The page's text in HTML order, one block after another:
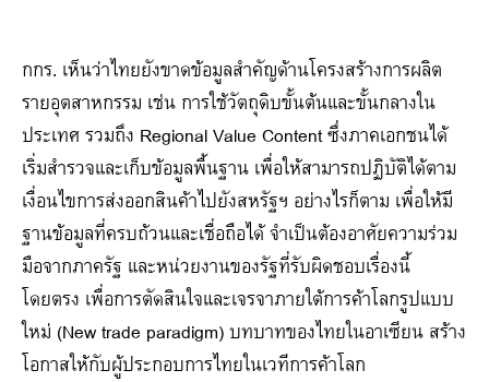
กกร. เห็นว่าไทยยังขาดข้อมูลสำคัญด้านโครงสร้างการผลิต
รายอุตสาหกรรม เช่น การใช้วัตถุดิบขั้นต้นและขั้นกลางใน
ประเทศ รวมถึง Regional Value Content ซึ่งภาคเอกชนได้
เริ่มสำรวจและเก็บข้อมูลพื้นฐาน เพื่อให้สามารถปฏิบัติได้ตาม
เงื่อนไขการส่งออกสินค้าไปยังสหรัฐฯ อย่างไรก็ตาม เพื่อให้มี
ฐานข้อมูลที่ครบถ้วนและเชื่อถือได้ จำเป็นต้องอาศัยความร่วม
มือจากภาครัฐ และหน่วยงานของรัฐที่รับผิดชอบเรื่องนี้
โดยตรง เพื่อการตัดสินใจและเจรจาภายใต้การค้าโลกรูปแบบ
ใหม่ (New trade paradigm) บทบาทของไทยในอาเซียน สร้าง
โอกาสให้กับผู้ประกอบการไทยในเวทีการค้าโลก